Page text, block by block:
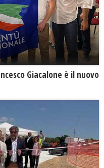
Giacalone è il nuovo